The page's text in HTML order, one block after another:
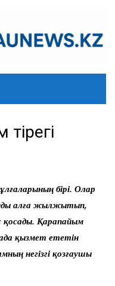
бірі. Олар
алға жылжытып,
қосады. Қарапайым
қызмет ететін
негізгі қозғаушы